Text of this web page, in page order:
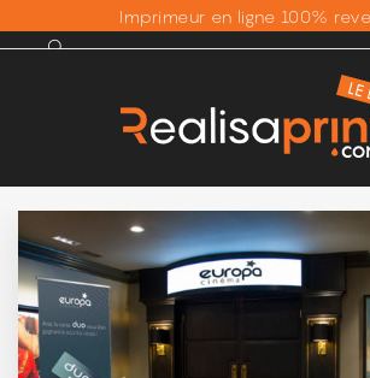
Imprimeur en ligne 100%